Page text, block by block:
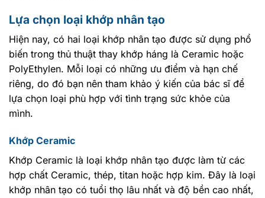
Lựa chọn loại khớp nhân tạo
Hiện nay, có hai loại khớp nhân tạo được sử dụng phổ
biến trong thủ thuật thay khớp háng là Ceramic hoặc
PolyEthylen. Mỗi loại có những ưu điểm và hạn chế
riêng, do đó bạn nên tham khảo ý kiến của bác sĩ để
lựa chọn loại phù hợp với tình trạng sức khỏe của
mình.
Khớp Ceramic
Khớp Ceramic là loại khớp nhân tạo được làm từ các
hợp chất Ceramic, thép, titan hoặc hợp kim. Đây là loại
khớp nhân tạo có tuổi thọ lâu nhất và độ bền cao nhất,